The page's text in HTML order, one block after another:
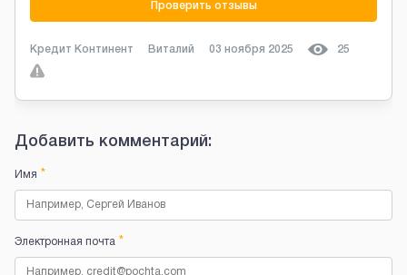
Проверить отзывы
Кредит Континент Виталий 03 ноября 2025 25
Добавить комментарий:
Имя *
Электронная почта *